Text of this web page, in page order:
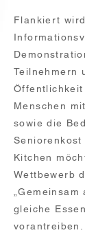
Flankiert
Teilnehmern
Menschen
sowie die
Kitchen
Wettbewerb
gleiche